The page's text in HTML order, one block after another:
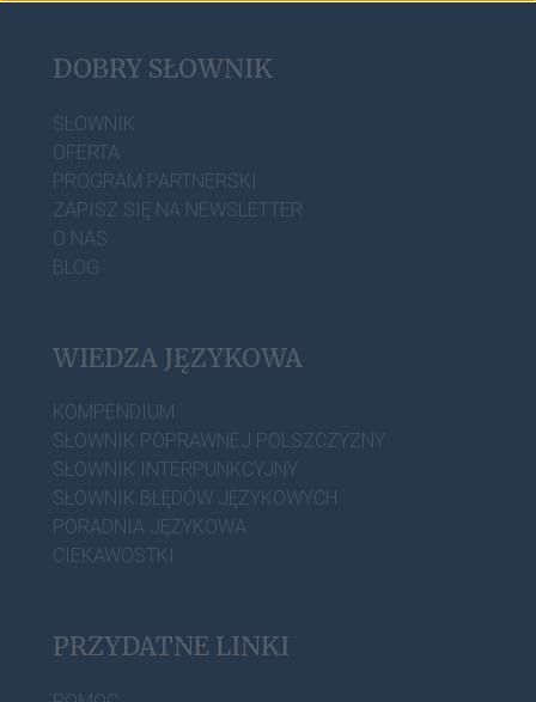
DOBRY SŁOWNIK
SŁOWNIK
OFERTA
PROGRAM PARTNERSKI
ZAPISZ SIĘ NA NEWSLETTER
O NAS
BLOG
WIEDZA JĘZYKOWA
KOMPENDIUM
SŁOWNIK POPRAWNEJ POLSZCZYZNY
SŁOWNIK INTERPUNKCYJNY
SŁOWNIK BŁĘDÓW JĘZYKOWYCH
PORADNIA JĘZYKOWA
CIEKAWOSTKI
PRZYDATNE LINKI